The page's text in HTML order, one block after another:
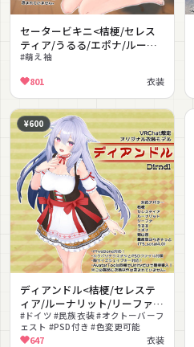
セータービキニ<桔梗/セレス
ティア/うるる/エポナ/ルーナ
リット/リーファ/量産型のらき
#萌え袖
801 衣装
¥600
ディアンドル<桔梗/セレステ
ィア/ルーナリット/リーファ/
エポナ/うるる/猫山苗/量産型
のらきゃっと>
#ドイツ #民族衣装 #オクトーバーフ
ェスト #PSD付き #色変更可能
647 衣装